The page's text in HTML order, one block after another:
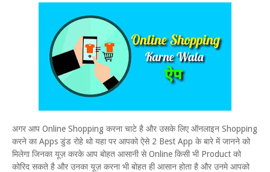
अगर आप Online Shopping करना चाटे है और उसके लिए ऑनलाइन Shopping
करने का Apps डुंड रोहे थो यहा पर आपको ऐसे 2 Best App के बारे में जानने को
मिलेगा जिनका यूज़ करके आप बोहत आसानी से Online किसी भी Product को
कोरिद सकते है और उनका यूज़ करना भी बोहत ही आसान होता है और उनमे आपको